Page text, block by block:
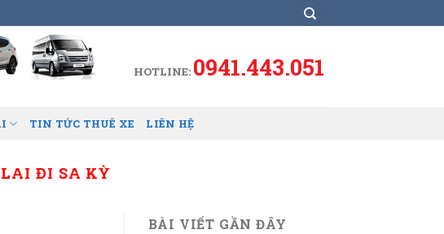
HOTLINE: 0941.443.051
TIN TỨC THUÊ XE LIÊN HỆ
LAI ĐI SA KỲ
BÀI VIẾT GẦN ĐÂY